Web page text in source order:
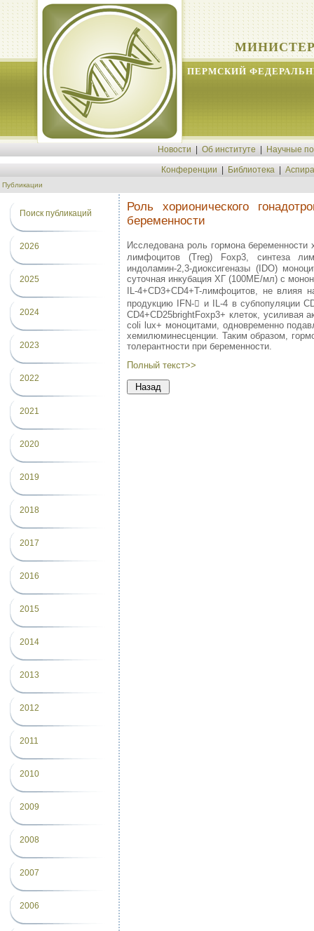
ПЕРМСКИЙ
Новости Об институте Научные
Конференции Библиотека
Публикации
Поиск публикаций
2026
2025
2024
2023
2022
2021
2020
2019
2018
2017
2016
2015
2014
2013
2012
2011
2010
2009
2008
2007
2006
Роль хорионического
беременности
Исследована роль гормона беременности
лимфоцитов (Treg) Foxp3, синтеза
индоламин-2,3-диоксигеназы (IDO)
суточная инкубация ХГ (100МЕ/мл) с
IL-4+CD3+CD4+T-лимфоцитов, не влияя
продукцию IFN- и IL-4 в субпопуляции
CD4+CD25brightFoxp3+ клеток, усиливая
coli lux+ моноцитами, одновременно
хемилюминесценции. Таким образом,
толерантности при беременности.
Полный текст>>